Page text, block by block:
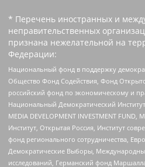
* Перечень иностранных и
неправительственных
признана нежелательной на
Федерации:
Национальный фонд в поддержку
Общество Фонд Содействия, Фонд
российский фонд по экономическому и
Национальный Демократический
MEDIA DEVELOPMENT INVESTMENT
Институт, Открытая Россия, Институт
фонд регионального сотрудничества,
Демократические Выборы,
исследований, Германский фонд